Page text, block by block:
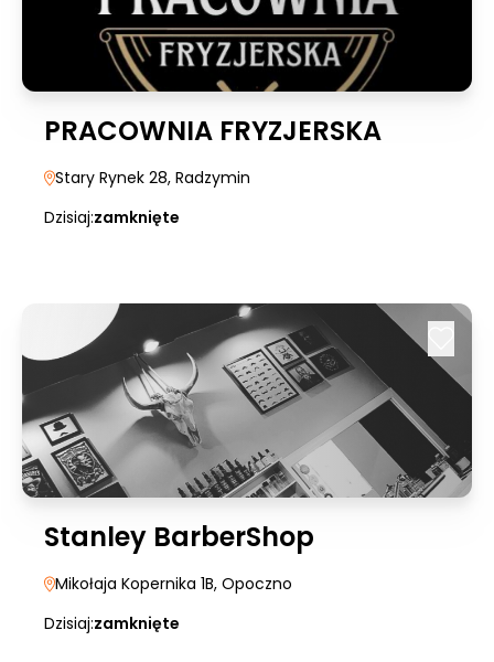
PRACOWNIA FRYZJERSKA
Stary Rynek 28, Radzymin
Dzisiaj:zamknięte
Stanley BarberShop
Mikołaja Kopernika 1B, Opoczno
Dzisiaj:zamknięte